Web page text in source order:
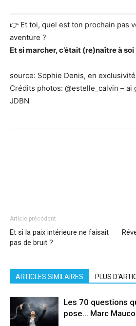
👉 Et toi, quel est ton prochain pas
aventure ?
Et si marcher, c’était (re)naître à soi
source: Sophie Denis, en
Crédits photos: @estelle_calvin – ai
JDBN
Article précédent
Et si la paix intérieure ne faisait
pas de bruit ?
ARTICLES SIMILAIRES PLUS
Les 70 questions
pose… Marc